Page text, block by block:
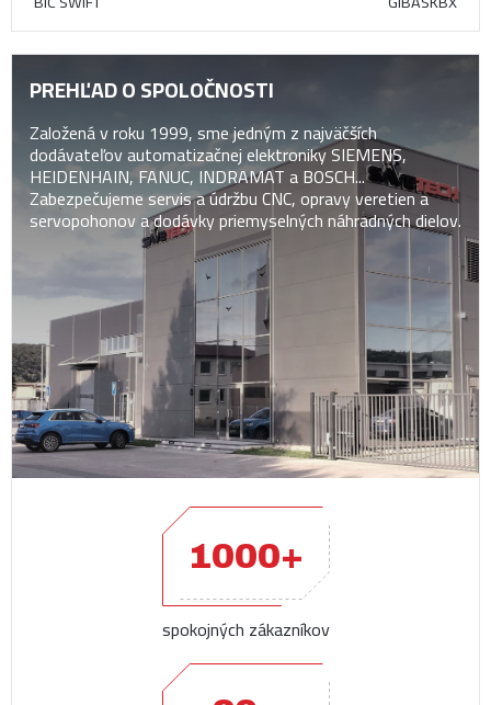
PREHĽAD O SPOLOČNOSTI
Založená v roku 1999, sme jedným z najväčších
dodávateľov automatizačnej elektroniky SIEMENS,
HEIDENHAIN, FANUC, INDRAMAT a BOSCH...
Zabezpečujeme servis a údržbu CNC, opravy veretien a
servopohonov a dodávky priemyselných náhradných dielov.
1000+
spokojných zákazníkov